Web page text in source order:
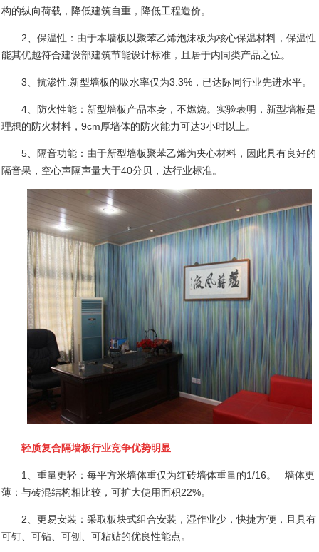
构的纵向荷载，降低建筑自重，降低工程造价。
2 、保温性：由于本墙板以聚苯乙烯泡沫板为核心保温材料，保温性
能其优越符合建设部建筑节能设计标准，且居于内同类产品之位。
3 、抗渗性:新型墙板的吸水率仅为3.3% ，已达际同行业先进水平。
4 、防火性能：新型墙板产品本身，不燃烧。实验表明，新型墙板是
理想的防火材料，9cm厚墙体的防火能力可达3小时以上。
5 、隔音功能：由于新型墙板聚苯乙烯为夹心材料，因此具有良好的
隔音果，空心声隔声量大于40分贝，达行业标准。
轻质复合隔墙板行业竞争优势明显
1 、重量更轻：每平方米墙体重仅为红砖墙体重量的1/16。
墙体更
薄：与砖混结构相比较，可扩大使用面积22%。
2 、更易安装：采取板块式组合安装，湿作业少，快捷方便，且具有
可钉、可钻、可刨、可粘贴的优良性能点。